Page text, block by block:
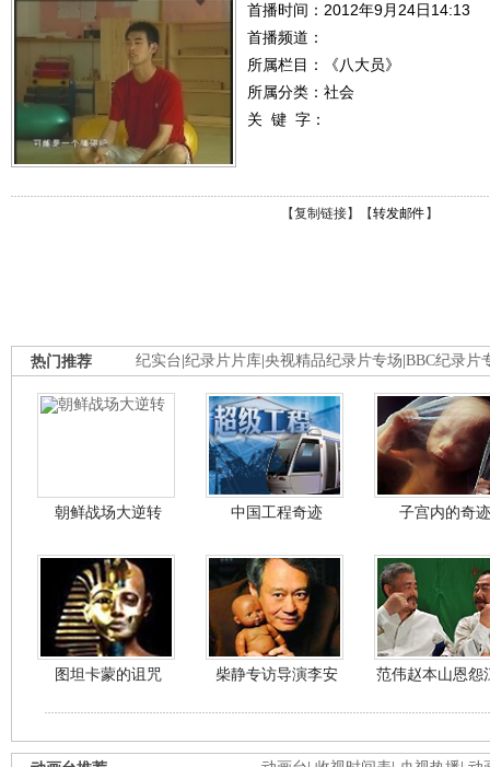
首播时间：2012年9月24日14:13
首播频道：
所属栏目：
《八大员》
所属分类：社会
关 键 字：
【复制链接】【转发邮件 】
纪实台 纪录片片库 央视精品纪录片专场 BBC纪录片
热门推荐
朝鲜战场大逆转 中国工程奇迹 子宫内的奇迹
图坦卡蒙的诅咒 柴静专访导演李安 范伟赵本山恩怨